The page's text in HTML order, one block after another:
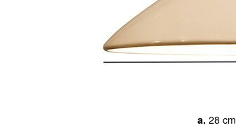
a. 28 cm